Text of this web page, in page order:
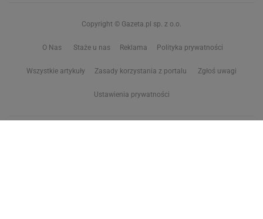
Copyright © Gazeta.pl sp. z o.o.
O Nas Staże u nas Reklama Polityka prywatności
Wszystkie artykuły Zasady korzystania z portalu Zgłoś uwagi
Ustawienia prywatności